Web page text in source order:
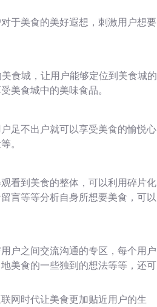
于美食的美好遐想，刺激用户想要
食城，让用户能够定位到美食城的
美食城中的美味食品。
足不出户就可以享受美食的愉悦心
。
看到美食的整体，可以利用碎片化
言等等分析自身所想要美食，可以
户之间交流沟通的专区，每个用户
美食的一些独到的想法等等，还可
网时代让美食更加贴近用户的生